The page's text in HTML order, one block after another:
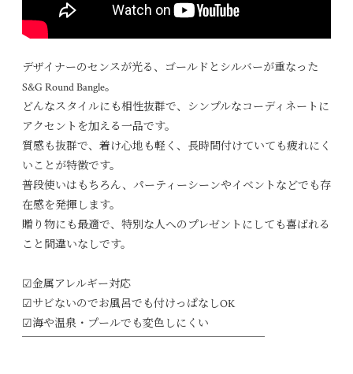
ここにURL
デザイナーのセンスが光る、ゴールドとシルバーが重なった
S&G Round Bangle。
どんなスタイルにも相性抜群で、シンプルなコーディネートに
アクセントを加える一品です。
質感も抜群で、着け心地も軽く、長時間付けていても疲れにく
いことが特徴です。
普段使いはもちろん、パーティーシーンやイベントなどでも存
在感を発揮します。
贈り物にも最適で、特別な人へのプレゼントにしても喜ばれる
こと間違いなしです。
☑︎金属アレルギー対応
☑︎サビないのでお風呂でも付けっぱなしOK
☑︎海や温泉・プールでも変色しにくい